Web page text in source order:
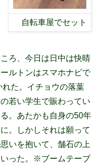
自転車屋でセット
ろ、今日は日中は快晴
ルトンはスマホナビで
た。イチョウの落葉
若い学生で賑わってい
。あたかも自身の50年
。しかしそれは願って
いを抱いて、舗石の上
った。※ブームテーブ